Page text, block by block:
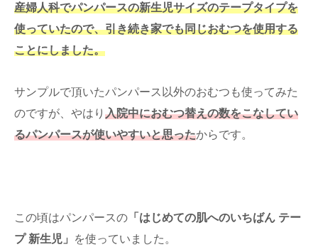
産婦人科でパンパースの新生児サイズのテープタイプを
使っていたので、引き続き家でも同じおむつを使用する
ことにしました。
サンプルで頂いたパンパース以外のおむつも使ってみた
のですが、やはり 入院中におむつ替えの数をこなしてい
るパンパースが使いやすいと思ったからです。
この頃はパンパースの 「はじめての肌へのいちばん テー
プ 新生児」
を使っていました。